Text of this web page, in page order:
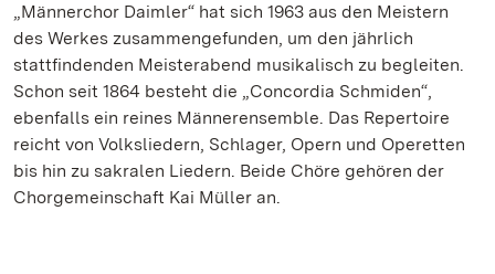
„Männerchor Daimler“ hat sich 1963 aus den Meistern
des Werkes zusammengefunden, um den jährlich
stattfindenden Meisterabend musikalisch zu begleiten.
Schon seit 1864 besteht die „Concordia Schmiden“,
ebenfalls ein reines Männerensemble. Das Repertoire
reicht von Volksliedern, Schlager, Opern und Operetten
bis hin zu sakralen Liedern. Beide Chöre gehören der
Chorgemeinschaft Kai Müller an.